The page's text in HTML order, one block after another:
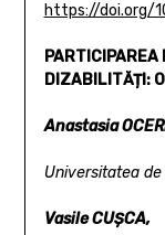
https://doi.org/
PARTICIPAREA
DIZABILITĂȚI:
Anastasia
Universitatea
Vasile CUȘCA,